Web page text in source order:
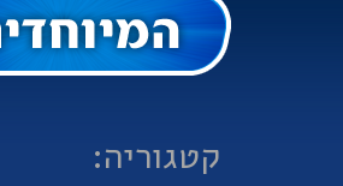
קטגוריה: